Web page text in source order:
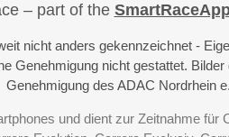
– part of the
nicht anders gekennzeichnet -
Genehmigung nicht gestattet.
Genehmigung des ADAC Nordrhein
und dient zur Zeitnahme